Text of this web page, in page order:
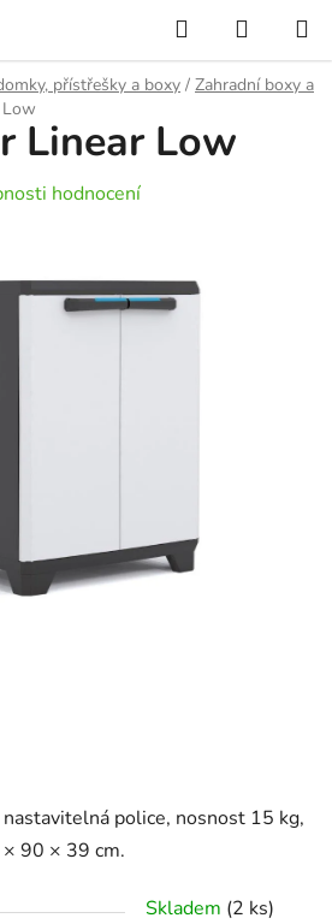
Hledat
KOŠÍK
přístřešky a boxy / Zahradní boxy a
police, nosnost 15 kg,
90 × 39 cm.
Skladem (2 ks)
Linear Low
hodnocení